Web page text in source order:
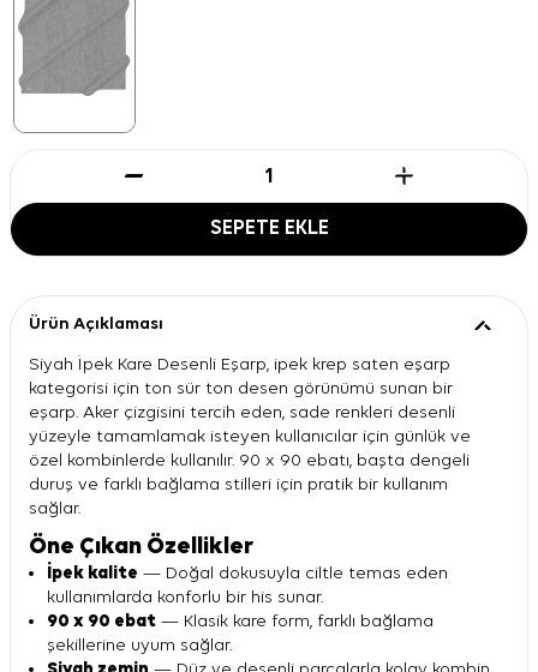
SEPETE EKLE
Ürün Açıklaması
Siyah İpek Kare Desenli Eşarp, ipek krep saten eşarp
kategorisi için ton sür ton desen görünümü sunan bir
eşarp. Aker çizgisini tercih eden, sade renkleri desenli
yüzeyle tamamlamak isteyen kullanıcılar için günlük ve
özel kombinlerde kullanılır. 90 x 90 ebatı, başta dengeli
duruş ve farklı bağlama stilleri için pratik bir kullanım
sağlar.
Öne Çıkan Özellikler
İpek kalite — Doğal dokusuyla ciltle temas eden
kullanımlarda konforlu bir his sunar.
90 x 90 ebat — Klasik kare form, farklı bağlama
şekillerine uyum sağlar.